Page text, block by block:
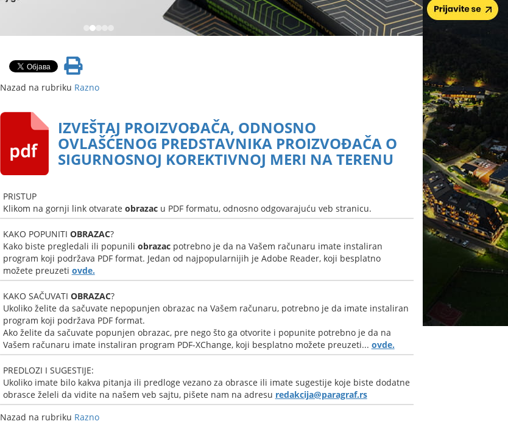
Nazad na rubriku Razno
IZVEŠTAJ PROIZVOĐAČA, ODNOSNO
OVLAŠĆENOG PREDSTAVNIKA PROIZVOĐAČA O
SIGURNOSNOJ KOREKTIVNOJ MERI NA TERENU
PRISTUP
Klikom na gornji link otvarate obrazacu PDF formatu, odnosno odgovarajuću veb stranicu.
KAKO POPUNITI OBRAZAC?
Kako biste pregledali ili popunili obrazacpotrebno je da na Vašem računaru imate instaliran
program koji podržava PDF format. Jedan od najpopularnijih je Adobe Reader, koji besplatno
možete preuzeti ovde.
KAKO SAČUVATI OBRAZAC?
Ukoliko želite da sačuvate nepopunjen obrazac na Vašem računaru, potrebno je da imate instaliran
program koji podržava PDF format.
Ako želite da sačuvate popunjen obrazac, pre nego što ga otvorite i popunite potrebno je da na
Vašem računaru imate instaliran program PDF-XChange, koji besplatno možete preuzeti... ovde.
PREDLOZI I SUGESTIJE:
Ukoliko imate bilo kakva pitanja ili predloge vezano za obrasce ili imate sugestije koje biste dodatne
obrasce želeli da vidite na našem veb sajtu, pišete nam na adresu redakcija@paragraf.rs
Nazad na rubriku Razno